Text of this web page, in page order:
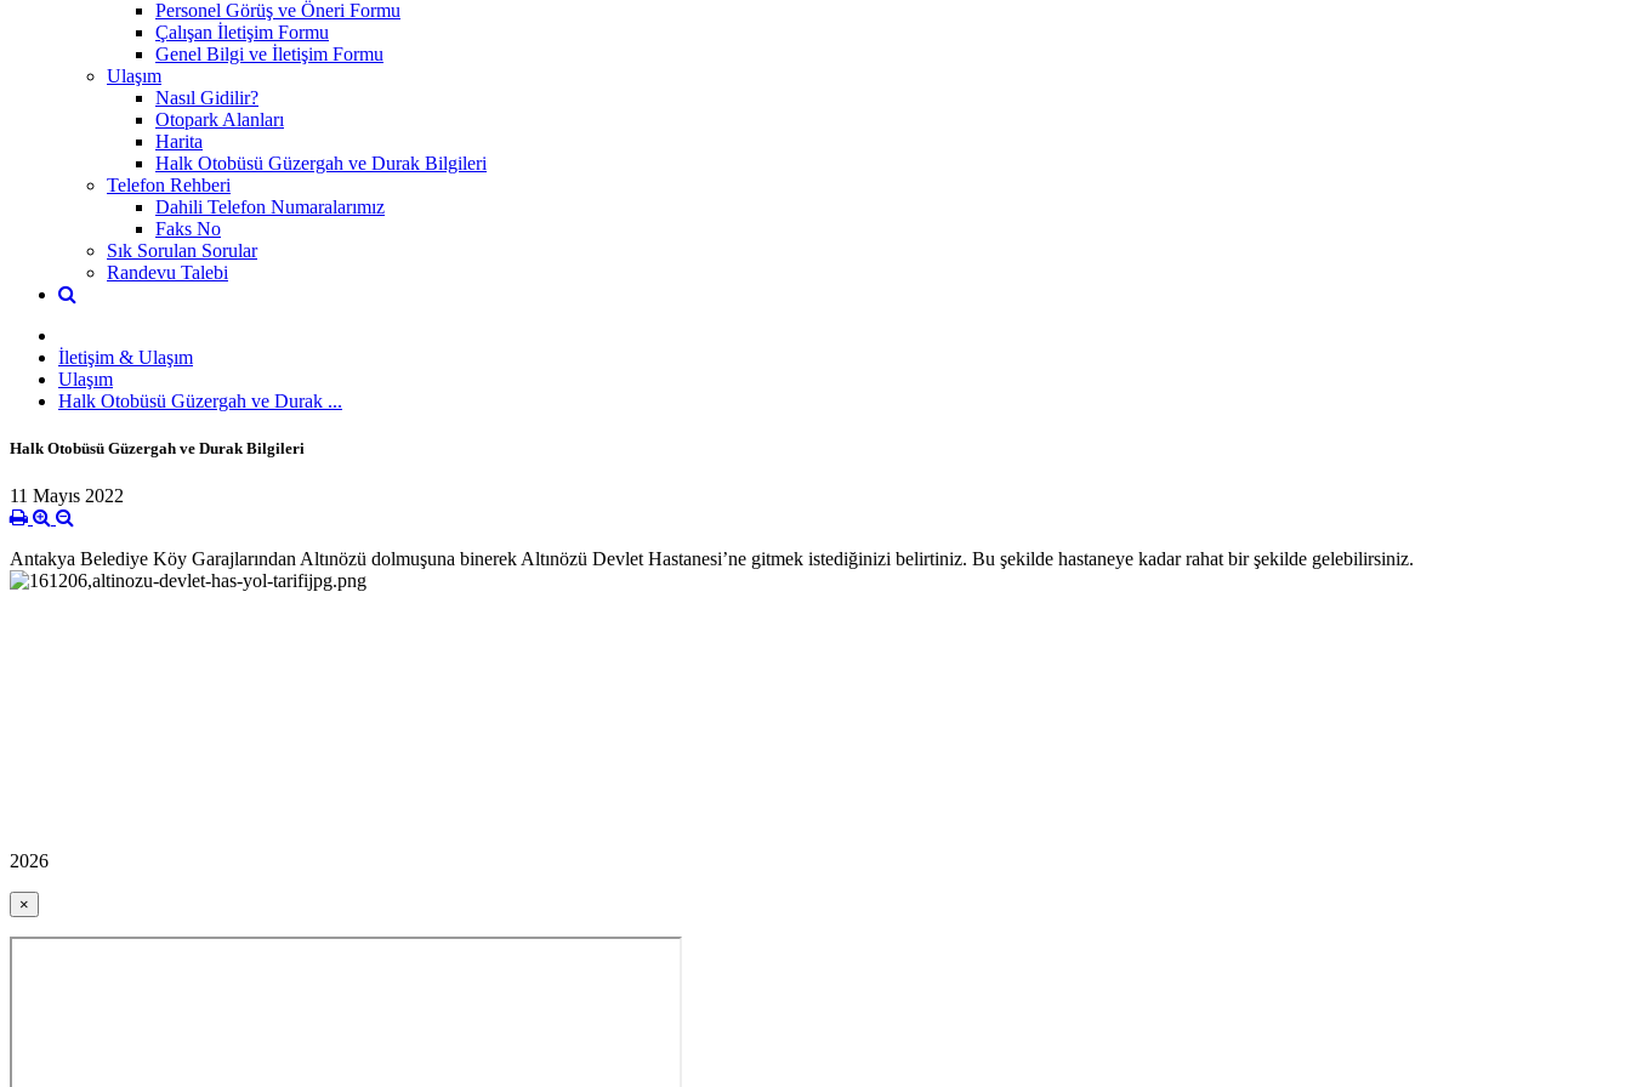
Personel Görüş ve Öneri Formu
Çalışan İletişim Formu
Genel Bilgi ve İletişim Formu
Ulaşım
Nasıl Gidilir?
Otopark Alanları
Harita
Halk Otobüsü Güzergah ve Durak Bilgileri
Telefon Rehberi
Dahili Telefon Numaralarımız
Faks No
Sık Sorulan Sorular
Randevu Talebi
İletişim & Ulaşım
Ulaşım
Halk Otobüsü Güzergah ve Durak ...
Halk Otobüsü Güzergah ve Durak Bilgileri
11 Mayıs 2022
Antakya Belediye Köy Garajlarından Altınözü dolmuşuna binerek Altınözü Devlet Hastanesi’ne gitmek istediğinizi belirtiniz. Bu şekilde hastaneye kadar rahat bir şekilde gelebilirsiniz.
2026
×